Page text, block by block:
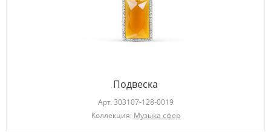
Подвеска
Арт. 303107-128-0019
Коллекция: Музыка сфер